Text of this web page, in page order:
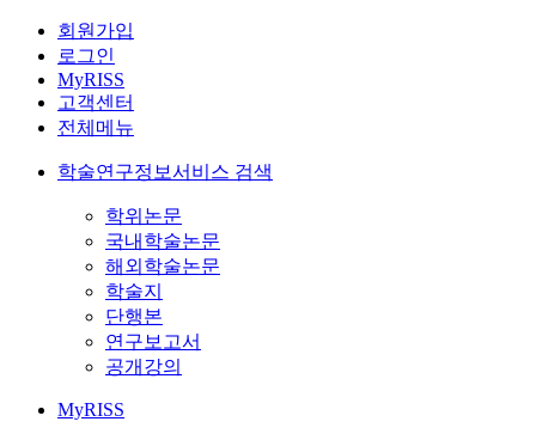
회원가입
로그인
MyRISS
고객센터
전체메뉴
학술연구정보서비스 검색
학위논문
국내학술논문
해외학술논문
학술지
단행본
연구보고서
공개강의
MyRISS